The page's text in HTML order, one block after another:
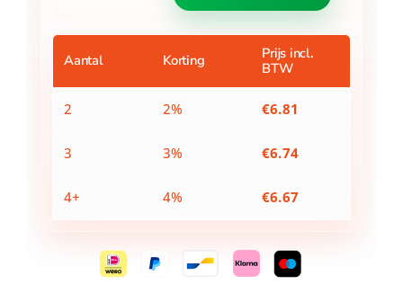
15led
d34cm
Aantal Korting
Prijs incl.
BTW
2 2% €6.81
3 3% €6.74
4+ 4% €6.67